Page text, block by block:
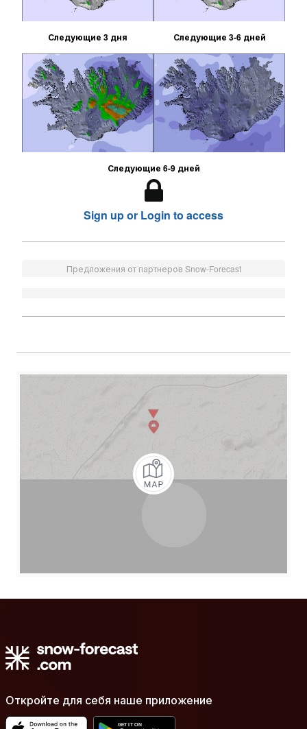
Следующие 3 дня Следующие 3-6 дней
Следующие 6-9 дней
Sign up or Login to access
Предложения от партнеров Snow-Forecast
Откройте для себя наше приложение